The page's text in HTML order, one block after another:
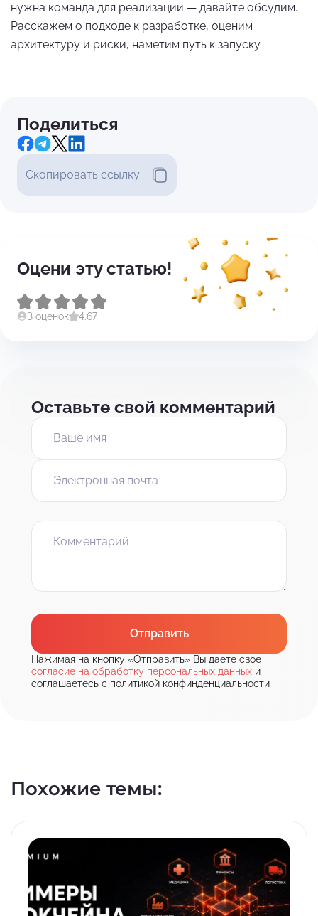
нужна команда для реализации — давайте обсудим.
Расскажем о подходе к разработке, оценим
архитектуру и риски, наметим путь к запуску.
Поделиться
Скопировать ссылку
Оцени эту статью!
3 оценок 4.67
Оставьте свой комментарий
Отправить
Нажимая на кнопку «Отправить» Вы даете свое
согласие на обработку персональных данных и
соглашаетесь с политикой конфинденциальности
Похожие темы: